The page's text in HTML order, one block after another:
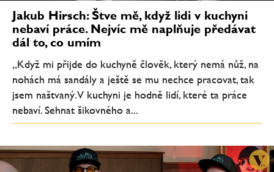
Jakub Hirsch: Štve mě, když lidi v kuchyni
nebaví práce. Nejvíc mě naplňuje předávat
dál to, co umím
„Když mi přijde do kuchyně člověk, který nemá nůž, na
nohách má sandály a ještě se mu nechce pracovat, tak
jsem naštvaný. V kuchyni je hodně lidí, které ta práce
nebaví. Sehnat šikovného a...